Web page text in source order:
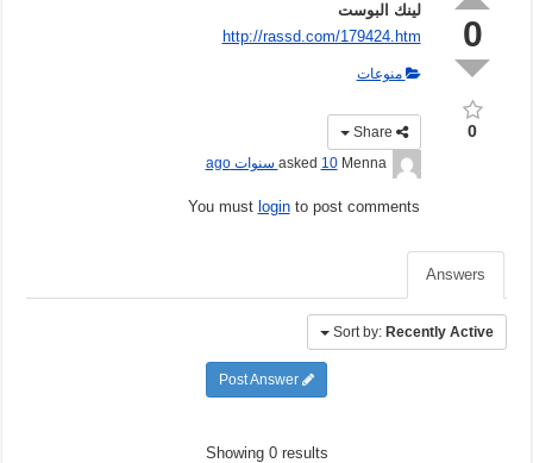
0
0
لينك البوست
http://rassd.com/179424.htm
منوعات
Menna
asked10 سنوات ago
You must loginto post comments
Answers
Sort by: Recently Active
Showing 0 results